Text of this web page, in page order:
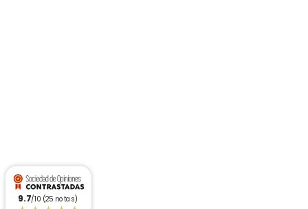
9.7/10 (25 notas)